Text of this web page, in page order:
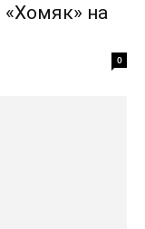
на
0